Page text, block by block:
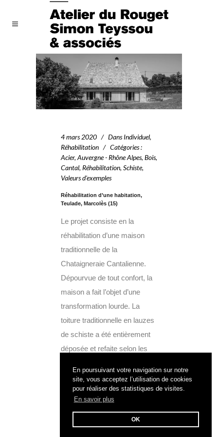
En poursuivant votre navigation sur notre
site, vous acceptez l’utilisation de cookies
pour réaliser des statistiques de visites.
En savoir plus
OK
4 mars 2020 Dans Individuel,
Réhabilitation
Catégories:
Acier, Auvergne - Rhône Alpes, Bois,
Cantal, Réhabilitation, Schiste,
Valeurs d'exemples
Réhabilitation d’une habitation,
Teulade, Marcolès (15)
Le projet consiste en la
réhabilitation d’une maison
traditionnelle de la
Chataigneraie Cantalienne.
Dépourvue de tout confort, la
maison a fait l’objet d’une
transformation lourde. La
toiture traditionnelle en lauzes
de schiste a été entièrement
déposée et refaite selon les
très vivaces....